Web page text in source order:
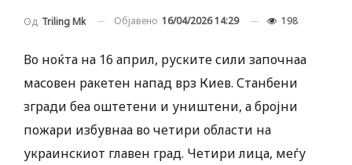
Од Triling Mk Објавено 16/04/2026 14:29 198
Во ноќта на 16 април, руските сили започнаа
масовен ракетен напад врз Киев. Станбени
згради беа оштетени и уништени, а бројни
пожари избувнаа во четири области на
украинскиот главен град. Четири лица, меѓу